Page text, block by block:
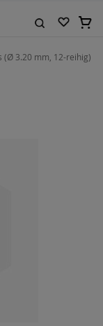
(Ø 3.20 mm, 12-reihig)